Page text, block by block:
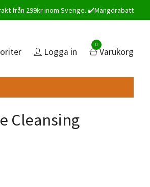
från 299kr inom Sverige. ✔️Mängdrabatt
Logga in
0
Varukorg
Cleansing